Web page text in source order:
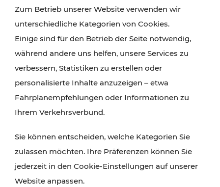
finden Sie hier im Überblick.
Zum Betrieb unserer Website verwenden wir
unterschiedliche Kategorien von Cookies.
Einige sind für den Betrieb der Seite notwendig,
während andere uns helfen, unsere Services zu
verbessern, Statistiken zu erstellen oder
personalisierte Inhalte anzuzeigen – etwa
Fahrplanempfehlungen oder Informationen zu
Ihrem Verkehrsverbund.
Sie können entscheiden, welche Kategorien Sie
zulassen möchten. Ihre Präferenzen können Sie
jederzeit in den Cookie-Einstellungen auf unserer
Website anpassen.